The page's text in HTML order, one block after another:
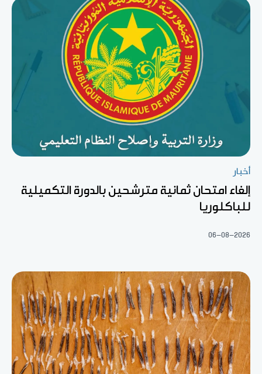
أخبار
إلغاء امتحان ثمانية مترشحين بالدورة التكميلية
للباكلوريا
06-08-2026